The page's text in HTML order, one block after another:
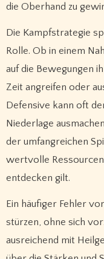
die Oberhand zu
Die Kampfstrategie
Rolle. Ob in einem
auf die Bewegungen
Zeit angreifen oder
Defensive kann oft
Niederlage
der umfangreichen
wertvolle
entdecken gilt.
Ein häufiger Fehler
stürzen, ohne sich
ausreichend mit